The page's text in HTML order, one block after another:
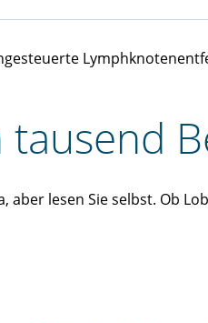
aber lesen Sie selbst.